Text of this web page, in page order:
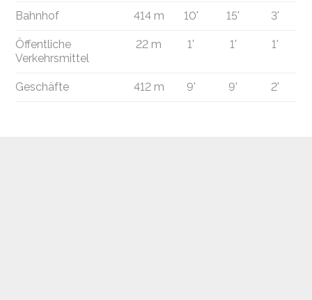
Bahnhof 414 m 10' 15' 3'
Öffentliche
Verkehrsmittel
22 m 1' 1' 1'
Geschäfte 412 m 9' 9' 2'